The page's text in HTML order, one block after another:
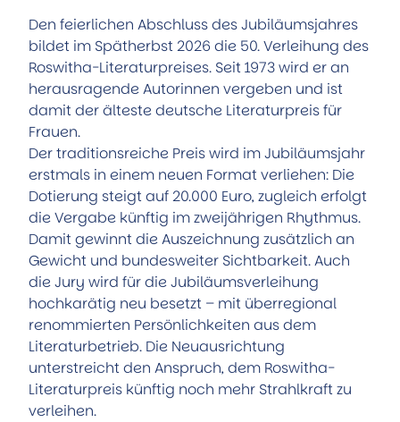
Den feierlichen Abschluss des Jubiläumsjahres
bildet im Spätherbst 2026 die 50. Verleihung des
Roswitha-Literaturpreises. Seit 1973 wird er an
herausragende Autorinnen vergeben und ist
damit der älteste deutsche Literaturpreis für
Frauen.
Der traditionsreiche Preis wird im Jubiläumsjahr
erstmals in einem neuen Format verliehen: Die
Dotierung steigt auf 20.000 Euro, zugleich erfolgt
die Vergabe künftig im zweijährigen Rhythmus.
Damit gewinnt die Auszeichnung zusätzlich an
Gewicht und bundesweiter Sichtbarkeit. Auch
die Jury wird für die Jubiläumsverleihung
hochkarätig neu besetzt – mit überregional
renommierten Persönlichkeiten aus dem
Literaturbetrieb. Die Neuausrichtung
unterstreicht den Anspruch, dem Roswitha-
Literaturpreis künftig noch mehr Strahlkraft zu
verleihen.